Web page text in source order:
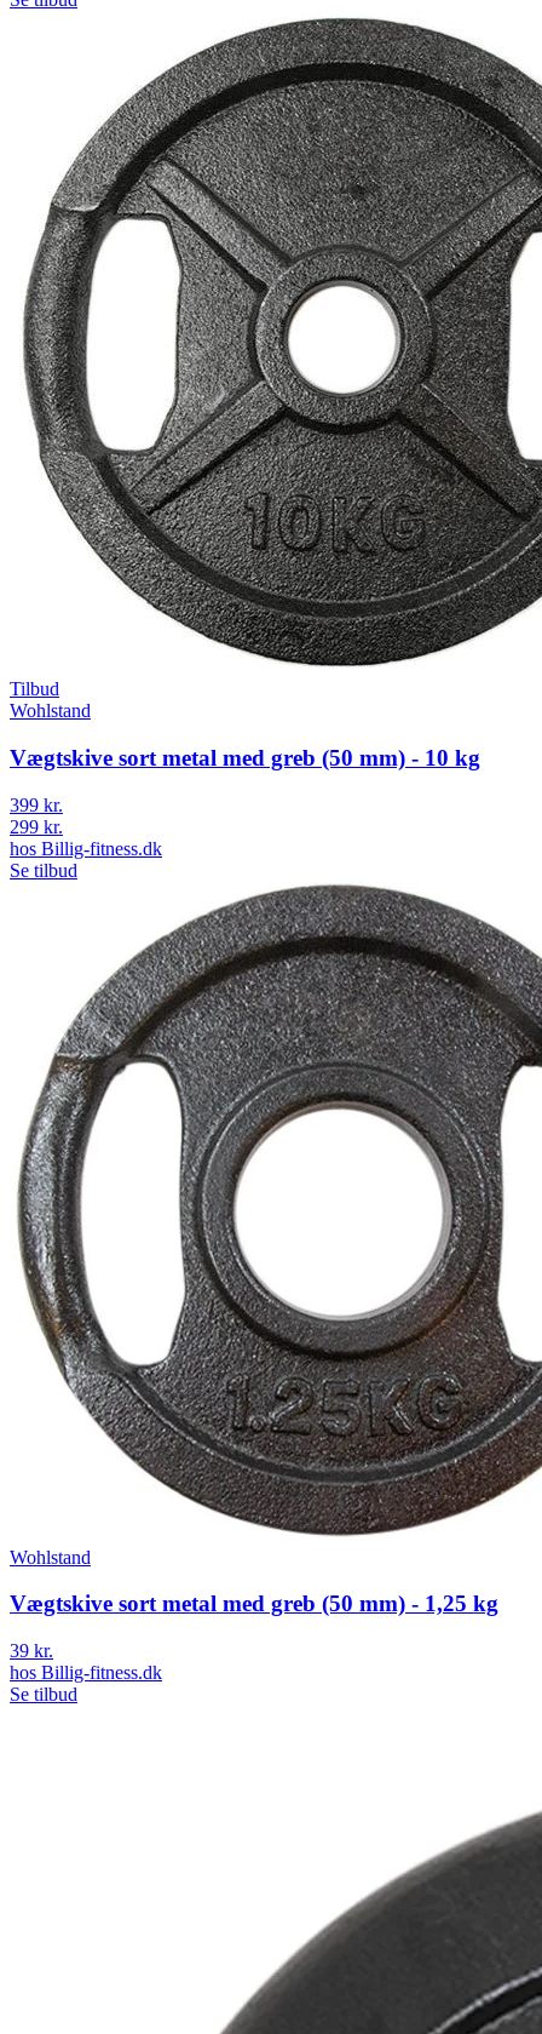
Tilbud
Wohlstand
Vægtskive sort metal med greb (50 mm) - 10 kg
399 kr.
299 kr.
hos Billig-fitness.dk
Se tilbud
Wohlstand
Vægtskive sort metal med greb (50 mm) - 1,25 kg
39 kr.
hos Billig-fitness.dk
Se tilbud